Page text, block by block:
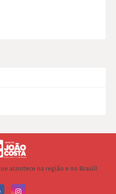
acontece na região e no Brasil!